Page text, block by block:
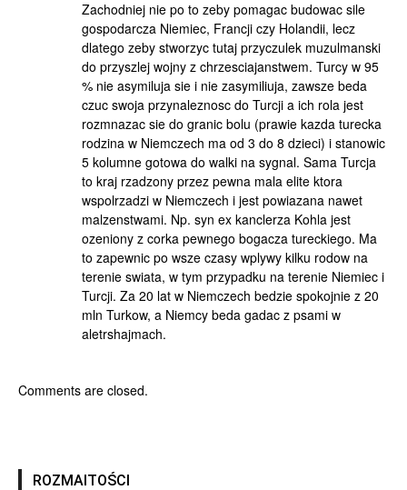
Zachodniej nie po to zeby pomagac budowac sile
gospodarcza Niemiec, Francji czy Holandii, lecz
dlatego zeby stworzyc tutaj przyczulek muzulmanski
do przyszlej wojny z chrzesciajanstwem. Turcy w 95
% nie asymiluja sie i nie zasymiliuja, zawsze beda
czuc swoja przynaleznosc do Turcji a ich rola jest
rozmnazac sie do granic bolu (prawie kazda turecka
rodzina w Niemczech ma od 3 do 8 dzieci) i stanowic
5 kolumne gotowa do walki na sygnal. Sama Turcja
to kraj rzadzony przez pewna mala elite ktora
wspolrzadzi w Niemczech i jest powiazana nawet
malzenstwami. Np. syn ex kanclerza Kohla jest
ozeniony z corka pewnego bogacza tureckiego. Ma
to zapewnic po wsze czasy wplywy kilku rodow na
terenie swiata, w tym przypadku na terenie Niemiec i
Turcji. Za 20 lat w Niemczech bedzie spokojnie z 20
mln Turkow, a Niemcy beda gadac z psami w
aletrshajmach.
Comments are closed.
ROZMAITOŚCI